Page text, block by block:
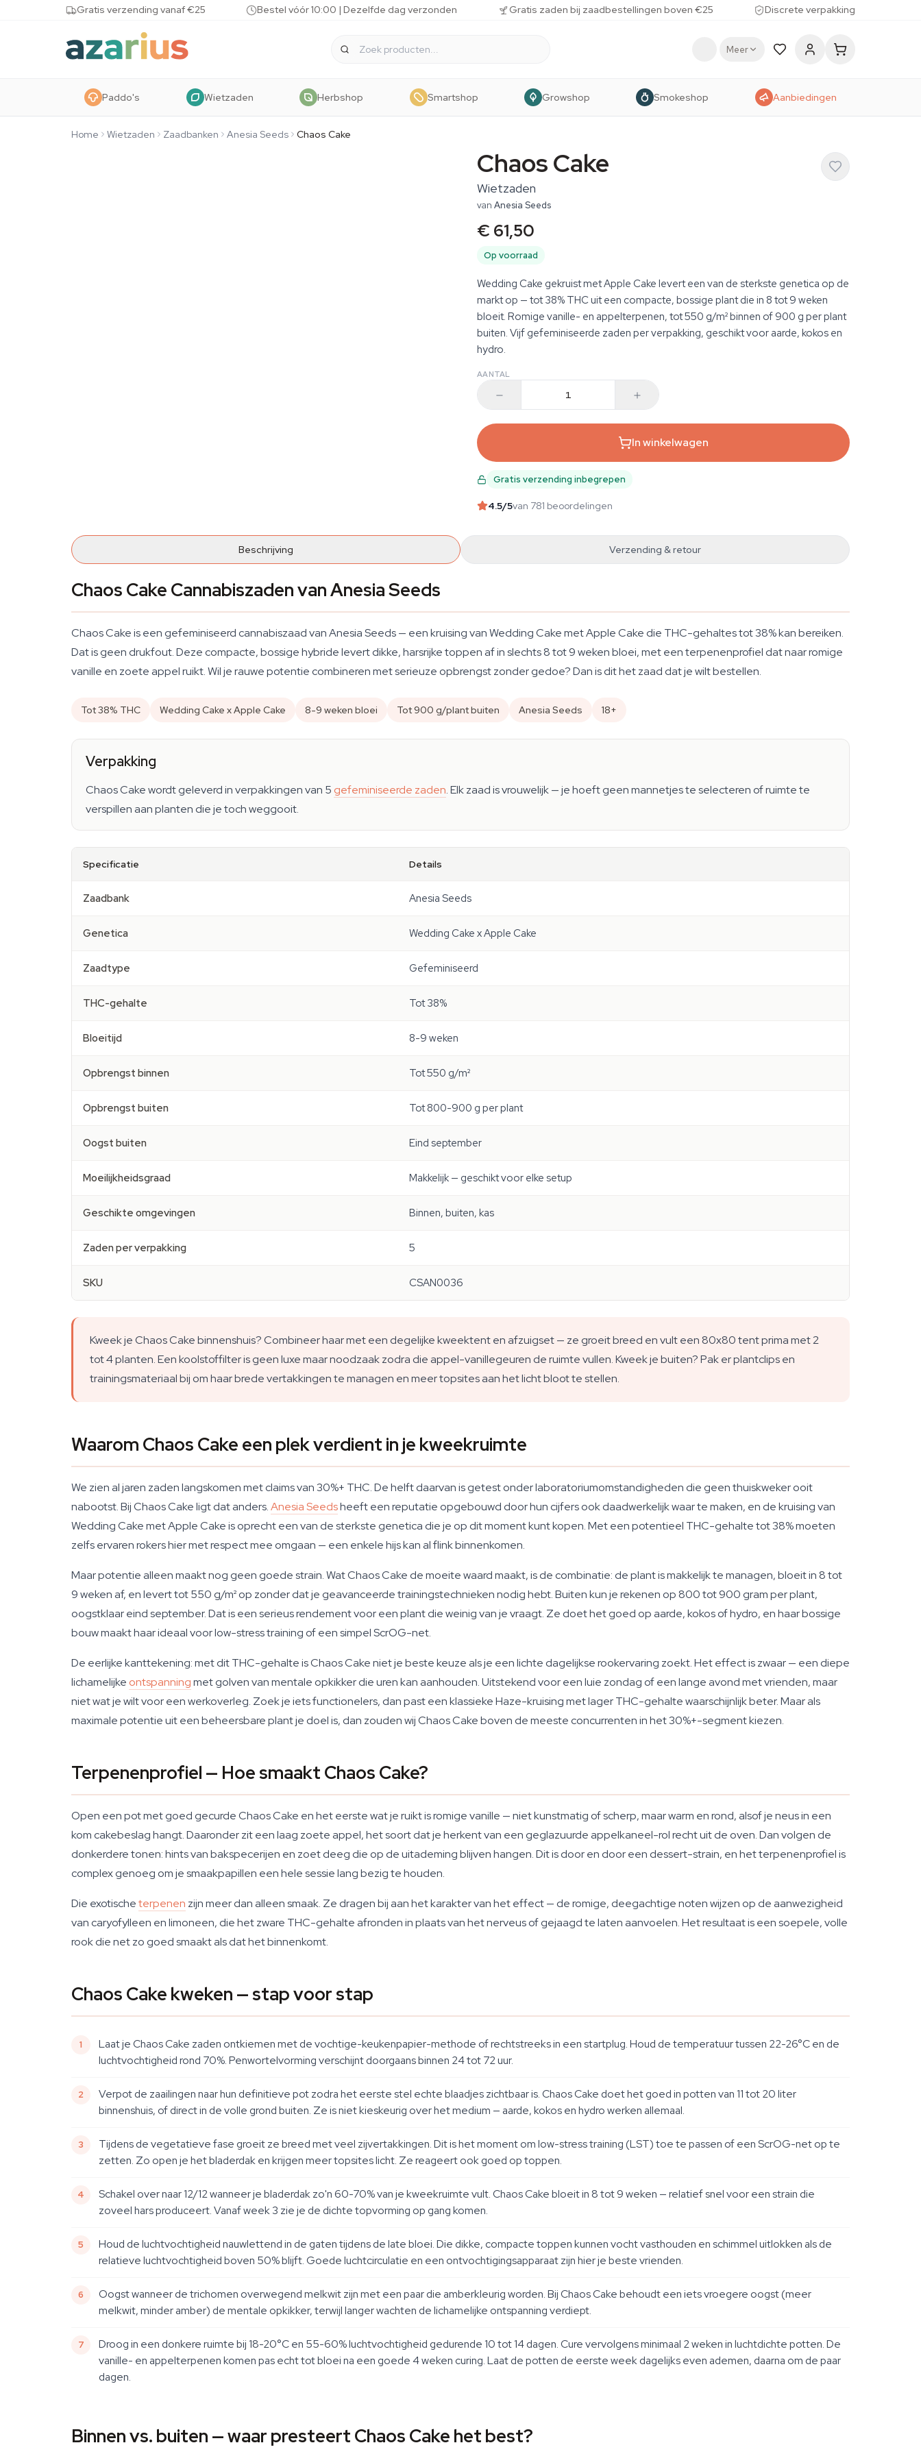
Skip to content Gratis verzending vanaf €25 Bestel vóór 10:00 | Dezelfde dag verzonden Gratis zaden bij zaadbestellingen boven €25 Discrete verpakking
Meer
Paddo's Wietzaden Herbshop Smartshop Growshop Smokeshop Aanbiedingen
Home Wietzaden Zaadbanken Anesia Seeds Chaos Cake
Chaos Cake
Wietzaden
van Anesia Seeds
€ 61,50
Op voorraad
Wedding Cake gekruist met Apple Cake levert een van de sterkste genetica op de
markt op — tot 38% THC uit een compacte, bossige plant die in 8 tot 9 weken
bloeit. Romige vanille- en appelterpenen, tot 550 g/m² binnen of 900 g per plant
buiten. Vijf gefeminiseerde zaden per verpakking, geschikt voor aarde, kokos en
hydro.
AANTAL
In winkelwagen
Gratis verzending inbegrepen
4.5/5van 781 beoordelingen
Beschrijving Verzending & retour
Chaos Cake Cannabiszaden van Anesia Seeds
Chaos Cake is een gefeminiseerd cannabiszaad van Anesia Seeds — een kruising van Wedding Cake met Apple Cake die THC-gehaltes tot 38% kan bereiken.
Dat is geen drukfout. Deze compacte, bossige hybride levert dikke, harsrijke toppen af in slechts 8 tot 9 weken bloei, met een terpenenprofiel dat naar romige
vanille en zoete appel ruikt. Wil je rauwe potentie combineren met serieuze opbrengst zonder gedoe? Dan is dit het zaad dat je wilt bestellen.
Tot 38% THC Wedding Cake x Apple Cake 8-9 weken bloei Tot 900 g/plant buiten Anesia Seeds 18+
Verpakking
Chaos Cake wordt geleverd in verpakkingen van 5 gefeminiseerde zaden. Elk zaad is vrouwelijk — je hoeft geen mannetjes te selecteren of ruimte te
verspillen aan planten die je toch weggooit.
Specificatie Details
Zaadbank Anesia Seeds
Genetica Wedding Cake x Apple Cake
Zaadtype Gefeminiseerd
THC-gehalte Tot 38%
Bloeitijd 8-9 weken
Opbrengst binnen Tot 550 g/m²
Opbrengst buiten Tot 800-900 g per plant
Oogst buiten Eind september
Moeilijkheidsgraad Makkelijk — geschikt voor elke setup
Geschikte omgevingen Binnen, buiten, kas
Zaden per verpakking 5
SKU CSAN0036
Kweek je Chaos Cake binnenshuis? Combineer haar met een degelijke kweektent en afzuigset — ze groeit breed en vult een 80x80 tent prima met 2
tot 4 planten. Een koolstoffilter is geen luxe maar noodzaak zodra die appel-vanillegeuren de ruimte vullen. Kweek je buiten? Pak er plantclips en
trainingsmateriaal bij om haar brede vertakkingen te managen en meer topsites aan het licht bloot te stellen.
Waarom Chaos Cake een plek verdient in je kweekruimte
We zien al jaren zaden langskomen met claims van 30%+ THC. De helft daarvan is getest onder laboratoriumomstandigheden die geen thuiskweker ooit
nabootst. Bij Chaos Cake ligt dat anders.Anesia Seedsheeft een reputatie opgebouwd door hun cijfers ook daadwerkelijk waar te maken, en de kruising van
Wedding Cake met Apple Cake is oprecht een van de sterkste genetica die je op dit moment kunt kopen. Met een potentieel THC-gehalte tot 38% moeten
zelfs ervaren rokers hier met respect mee omgaan — een enkele hijs kan al flink binnenkomen.
Maar potentie alleen maakt nog geen goede strain. Wat Chaos Cake de moeite waard maakt, is de combinatie: de plant is makkelijk te managen, bloeit in 8 tot
9 weken af, en levert tot 550 g/m² op zonder dat je geavanceerde trainingstechnieken nodig hebt. Buiten kun je rekenen op 800 tot 900 gram per plant,
oogstklaar eind september. Dat is een serieus rendement voor een plant die weinig van je vraagt. Ze doet het goed op aarde, kokos of hydro, en haar bossige
bouw maakt haar ideaal voor low-stress training of een simpel ScrOG-net.
De eerlijke kanttekening: met dit THC-gehalte is Chaos Cake niet je beste keuze als je een lichte dagelijkse rookervaring zoekt. Het effect is zwaar — een diepe
lichamelijke ontspanningmet golven van mentale opkikker die uren kan aanhouden. Uitstekend voor een luie zondag of een lange avond met vrienden, maar
niet wat je wilt voor een werkoverleg. Zoek je iets functionelers, dan past een klassieke Haze-kruising met lager THC-gehalte waarschijnlijk beter. Maar als
maximale potentie uit een beheersbare plant je doel is, dan zouden wij Chaos Cake boven de meeste concurrenten in het 30%+-segment kiezen.
Terpenenprofiel — Hoe smaakt Chaos Cake?
Open een pot met goed gecurde Chaos Cake en het eerste wat je ruikt is romige vanille — niet kunstmatig of scherp, maar warm en rond, alsof je neus in een
kom cakebeslag hangt. Daaronder zit een laag zoete appel, het soort dat je herkent van een geglazuurde appelkaneel-rol recht uit de oven. Dan volgen de
donkerdere tonen: hints van bakspecerijen en zoet deeg die op de uitademing blijven hangen. Dit is door en door een dessert-strain, en het terpenenprofiel is
complex genoeg om je smaakpapillen een hele sessie lang bezig te houden.
Die exotischeterpenen zijn meer dan alleen smaak. Ze dragen bij aan het karakter van het effect — de romige, deegachtige noten wijzen op de aanwezigheid
van caryofylleen en limoneen, die het zware THC-gehalte afronden in plaats van het nerveus of gejaagd te laten aanvoelen. Het resultaat is een soepele, volle
rook die net zo goed smaakt als dat het binnenkomt.
Chaos Cake kweken — stap voor stap
Laat je Chaos Cake zaden ontkiemen met de vochtige-keukenpapier-methode of rechtstreeks in een startplug. Houd de temperatuur tussen 22-26°C en de
luchtvochtigheid rond 70%. Penwortelvorming verschijnt doorgaans binnen 24 tot 72 uur.
Verpot de zaailingen naar hun definitieve pot zodra het eerste stel echte blaadjes zichtbaar is. Chaos Cake doet het goed in potten van 11 tot 20 liter
binnenshuis, of direct in de volle grond buiten. Ze is niet kieskeurig over het medium — aarde, kokos en hydro werken allemaal.
Tijdens de vegetatieve fase groeit ze breed met veel zijvertakkingen. Dit is het moment om low-stress training (LST) toe te passen of een ScrOG-net op te
zetten. Zo open je het bladerdak en krijgen meer topsites licht. Ze reageert ook goed op toppen.
Schakel over naar 12/12 wanneer je bladerdak zo'n 60-70% van je kweekruimte vult. Chaos Cake bloeit in 8 tot 9 weken — relatief snel voor een strain die
zoveel hars produceert. Vanaf week 3 zie je de dichte topvorming op gang komen.
Houd de luchtvochtigheid nauwlettend in de gaten tijdens de late bloei. Die dikke, compacte toppen kunnen vocht vasthouden en schimmel uitlokken als de
relatieve luchtvochtigheid boven 50% blijft. Goede luchtcirculatie en een ontvochtigingsapparaat zijn hier je beste vrienden.
Oogst wanneer de trichomen overwegend melkwit zijn met een paar die amberkleurig worden. Bij Chaos Cake behoudt een iets vroegere oogst (meer
melkwit, minder amber) de mentale opkikker, terwijl langer wachten de lichamelijke ontspanning verdiept.
Droog in een donkere ruimte bij 18-20°C en 55-60% luchtvochtigheid gedurende 10 tot 14 dagen. Cure vervolgens minimaal 2 weken in luchtdichte potten. De
vanille- en appelterpenen komen pas echt tot bloei na een goede 4 weken curing. Laat de potten de eerste week dagelijks even ademen, daarna om de paar
dagen.
Binnen vs. buiten — waar presteert Chaos Cake het best?